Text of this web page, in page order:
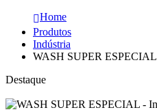
Home
Produtos
Indústria
WASH SUPER ESPECIAL
Destaque